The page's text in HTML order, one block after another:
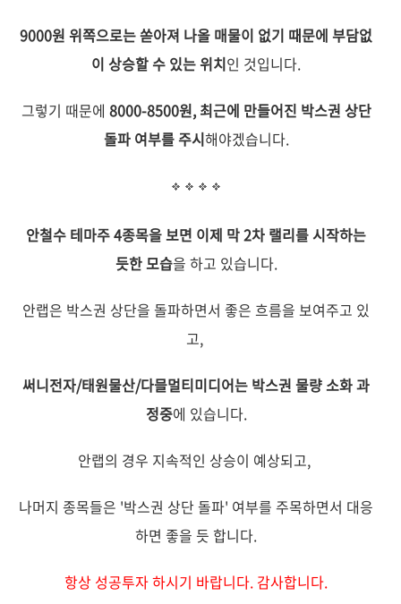
9000원 위쪽으로는 쏟아져 나올 매물이 없기 때문에 부담없
이 상승할 수 있는 위치인 것입니다.
그렇기 때문에 8000-8500원, 최근에 만들어진 박스권 상단
돌파 여부를 주시해야겠습니다.
안철수 테마주 4종목을 보면 이제 막 2차 랠리를 시작하는
듯한 모습을 하고 있습니다.
안랩은 박스권 상단을 돌파하면서 좋은 흐름을 보여주고 있
고,
써니전자/태원물산/다믈멀티미디어는 박스권 물량 소화 과
정중에 있습니다.
안랩의 경우 지속적인 상승이 예상되고,
나머지 종목들은 '박스권 상단 돌파' 여부를 주목하면서 대응
하면 좋을 듯 합니다.
항상 성공투자 하시기 바랍니다. 감사합니다.